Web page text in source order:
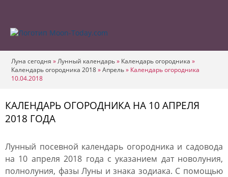
Луна сегодня »Лунный календарь» Календарь огородника »
Календарь огородника 2018»Апрель» Календарь огородника
10.04.2018
КАЛЕНДАРЬ ОГОРОДНИКА НА 10 АПРЕЛЯ
2018 ГОДА
Лунный посевной календарь огородника и садовода
на 10 апреля 2018 года с указанием дат новолуния,
полнолуния, фазы Луны и знака зодиака. С помощью